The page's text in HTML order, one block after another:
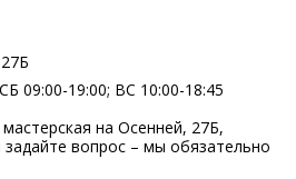
09:00-19:00; ВC 10:00-18:45
на Осенней, 27Б,
задайте вопрос – мы обязательно